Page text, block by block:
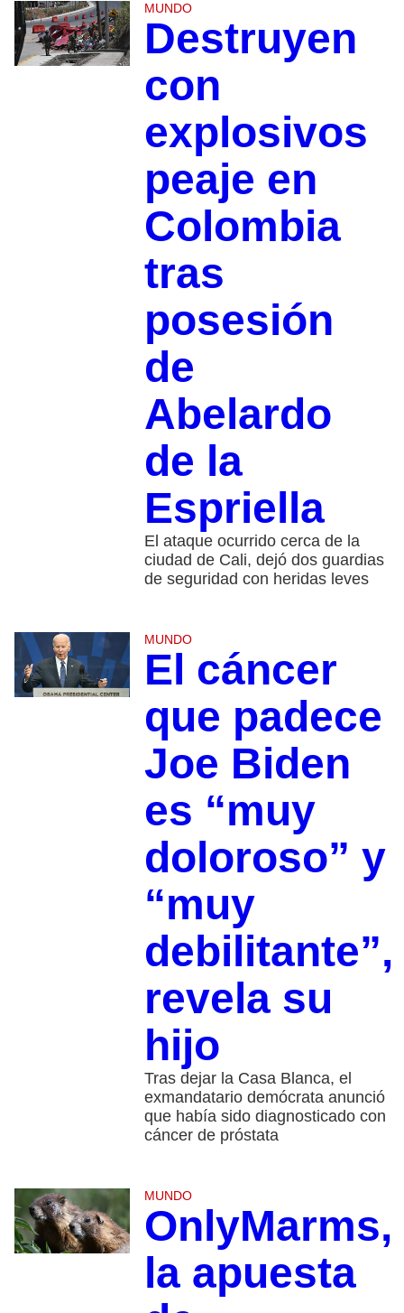
MUNDO
Destruyen
con
explosivos
peaje en
Colombia
tras
posesión
de
Abelardo
de la
Espriella
El ataque ocurrido cerca de la
ciudad de Cali, dejó dos guardias
de seguridad con heridas leves
MUNDO
El cáncer
que padece
Joe Biden
es “muy
doloroso” y
“muy
debilitante”,
revela su
hijo
Tras dejar la Casa Blanca, el
exmandatario demócrata anunció
que había sido diagnosticado con
cáncer de próstata
MUNDO
OnlyMarms,
la apuesta